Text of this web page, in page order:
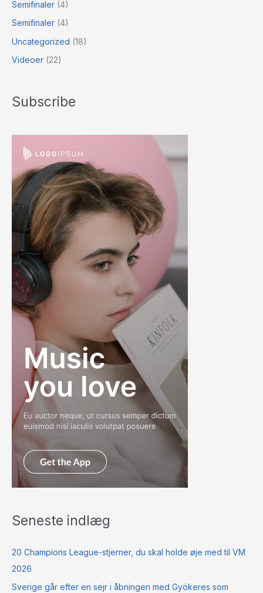
Semifinaler (4)
Semifinaler (4)
Uncategorized (18)
Videoer (22)
Subscribe
Seneste indlæg
20 Champions League-stjerner, du skal holde øje med til VM
2026
Sverige går efter en sejr i åbningen med Gyökeres som